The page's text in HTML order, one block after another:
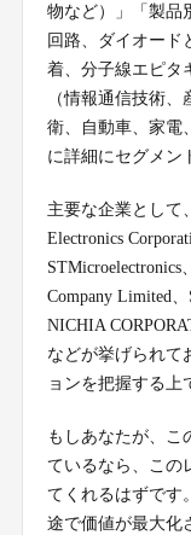
物など）」「製品
回路、ダイオード
着、分子線エピタ
（情報通信技術
衛、自動車、家電
に詳細にセグメン
主要な企業として
Electronics
STMicroelectronics
Company Limited、
NICHIA
などが挙げられて
ョンを把握する上
もしあなたが、こ
ているなら、この
てくれるはずです
途で価値が最大化